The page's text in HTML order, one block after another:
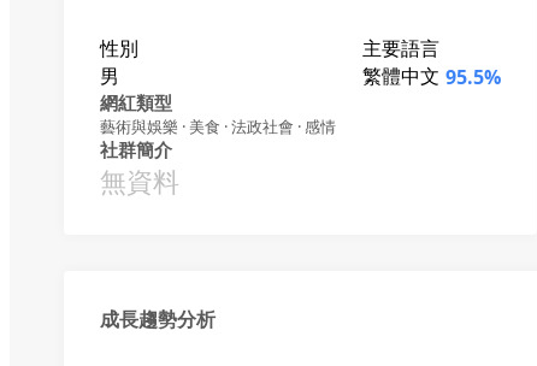
性別
男
主要語言
繁體中文 95.5%
網紅類型
藝術與娛樂 · 美食 · 法政社會 · 感情
社群簡介
無資料
成長趨勢分析